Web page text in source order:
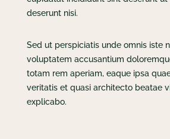
deserunt nisi.
Sed ut perspiciatis unde omnis iste
voluptatem accusantium
totam rem aperiam, eaque ipsa
veritatis et quasi architecto beatae
explicabo.